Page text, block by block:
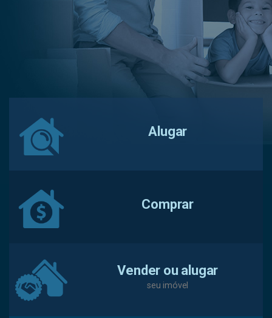
Alugar
Comprar
Vender ou alugar
seu imóvel